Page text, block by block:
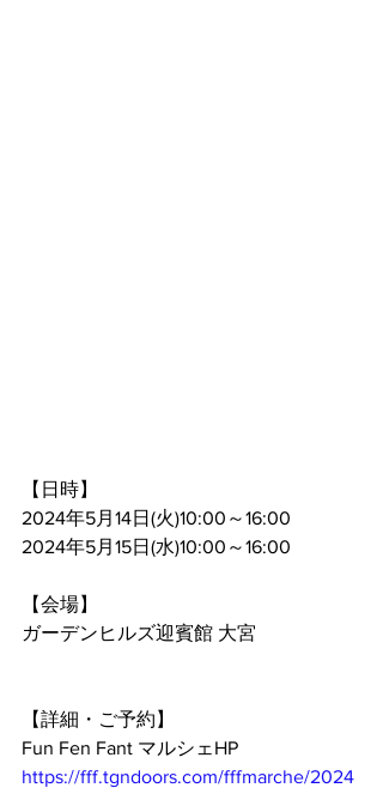
【日時】
2024年5月14日(火)10:00～16:00
2024年5月15日(水)10:00～16:00
【会場】
ガーデンヒルズ迎賓館 大宮
【詳細・ご予約】
Fun Fen Fant マルシェHP
https://fff.tgndoors.com/fffmarche/2024